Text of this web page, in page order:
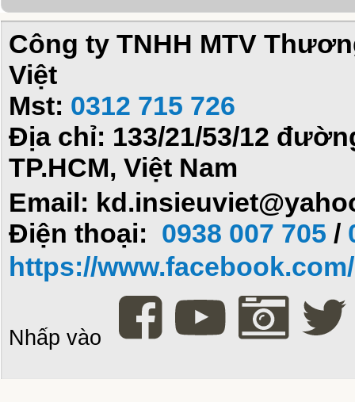
Công ty TNHH MTV
Việt
Mst: 0312 715 726
Địa chỉ: 133/21/53/12
TP.HCM, Việt Nam
Email:
Điện thoại: 0938 007 705 /
https://
Nhấp vào